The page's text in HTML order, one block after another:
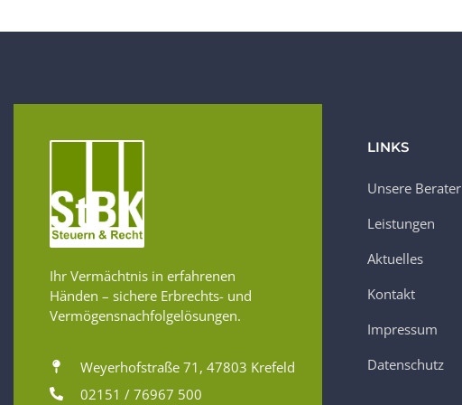
Ihr Vermächtnis in erfahrenen
Händen – sichere Erbrechts- und
Vermögensnachfolgelösungen.
Weyerhofstraße 71, 47803 Krefeld
02151 / 76967 500
LINKS
Unsere Berater
Leistungen
Aktuelles
Kontakt
Impressum
Datenschutz